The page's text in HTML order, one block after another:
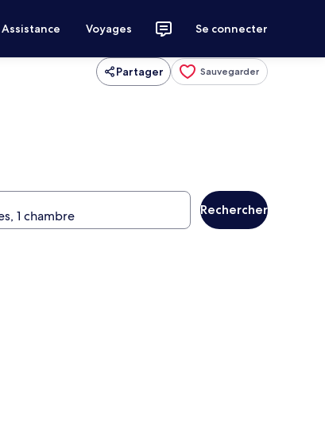
Assistance Voyages Se connecter
Partager Sauvegarder
Rechercher